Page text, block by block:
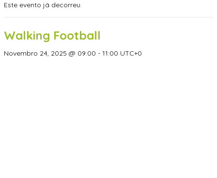
Este evento já decorreu.
Walking Football
Novembro 24, 2025 @ 09:00 - 11:00 UTC+0